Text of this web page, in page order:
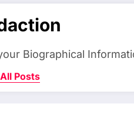
Biographical
Posts